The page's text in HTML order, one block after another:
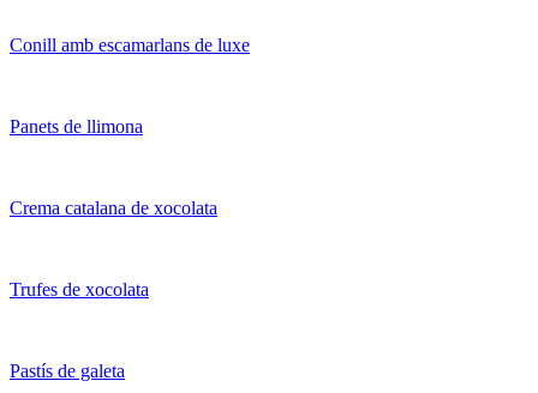
Conill amb escamarlans de luxe
Panets de llimona
Crema catalana de xocolata
Trufes de xocolata
Pastís de galeta